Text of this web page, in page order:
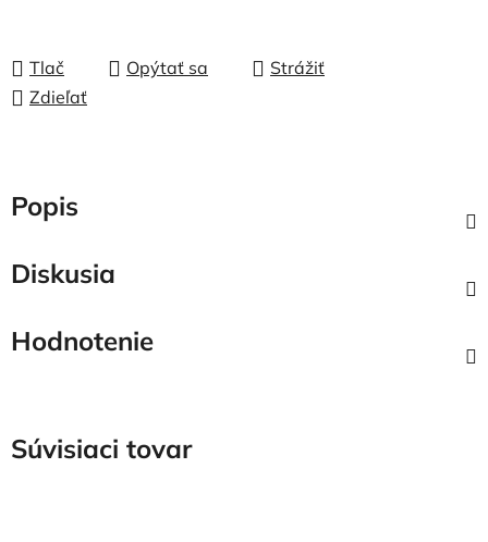
Tlač Opýtať sa
Strážiť
Zdieľať
Popis
Diskusia
Hodnotenie
Súvisiaci tovar